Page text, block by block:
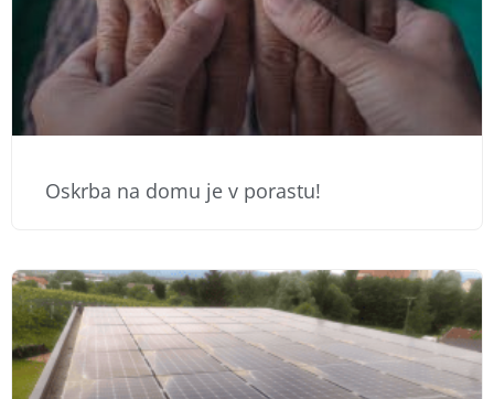
Oskrba na domu je v porastu!